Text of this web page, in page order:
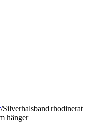
/Silverhalsband rhodinerat
hänger